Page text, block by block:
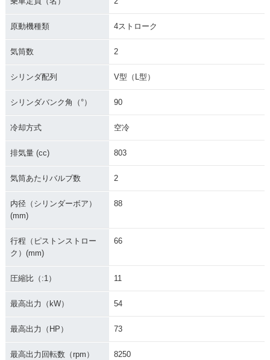
原動機種類 4ストローク
気筒数 2
シリンダ配列 V型（L型）
シリンダバンク角（°） 90
冷却方式 空冷
排気量 (cc) 803
気筒あたりバルブ数 2
内径（シリンダーボア）
(mm)
88
行程（ピストンストロー
ク）(mm)
66
圧縮比（:1） 11
最高出力（kW） 54
最高出力（HP） 73
最高出力回転数（rpm） 8250